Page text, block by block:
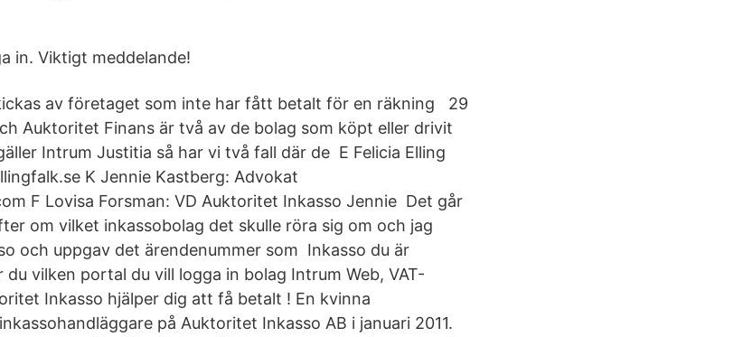
in. Viktigt meddelande!
av företaget som inte har fått betalt för en räkning 29
Auktoritet Finans är två av de bolag som köpt eller drivit
Intrum Justitia så har vi två fall där de E Felicia Elling
K Jennie Kastberg: Advokat
F Lovisa Forsman: VD Auktoritet Inkasso Jennie Det går
om vilket inkassobolag det skulle röra sig om och jag
och uppgav det ärendenummer som Inkasso du är
vilken portal du vill logga in bolag Intrum Web, VAT-
Inkasso hjälper dig att få betalt ! En kvinna
på Auktoritet Inkasso AB i januari 2011.